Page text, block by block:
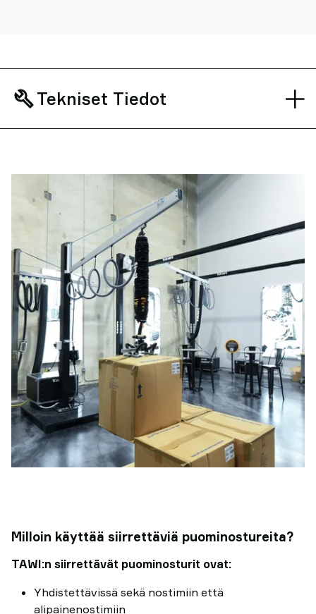
Tekniset Tiedot
Milloin käyttää siirrettäviä puominostureita?
TAWI:n siirrettävät puominosturit ovat:
Yhdistettävissä sekä nostimiin että
alipainenostimiin